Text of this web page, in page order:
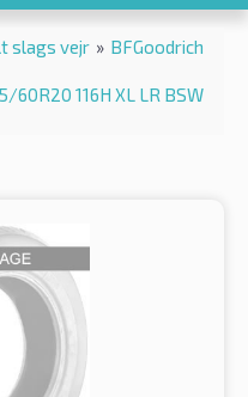
slags vejr » BFGoodrich
60R20 116H XL LR BSW